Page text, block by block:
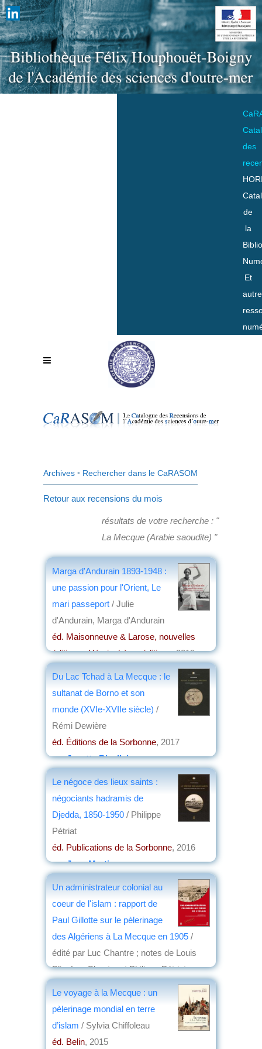
des
de
la
Et
Archives • Rechercher dans le CaRASOM
Retour aux recensions du mois
résultats de votre recherche : "
La Mecque (Arabie saoudite) "
Marga d'Andurain 1893-1948 :
une passion pour l'Orient, Le
mari passeport / Julie
d'Andurain, Marga d'Andurain
éd. Maisonneuve & Larose, nouvelles
éditions , Hémisphères éditions, 2019
Du Lac Tchad à La Mecque : le
sultanat de Borno et son
monde (XVIe-XVIIe siècle) /
Rémi Dewière
éd. Éditions de la Sorbonne, 2017
parJosette Rivallain
Le négoce des lieux saints :
négociants hadramis de
Djedda, 1850-1950 / Philippe
Pétriat
éd. Publications de la Sorbonne, 2016
parJean Martin
Un administrateur colonial au
coeur de l'islam : rapport de
Paul Gillotte sur le pèlerinage
des Algériens à La Mecque en 1905 /
édité par Luc Chantre ; notes de Louis
Blin, Luc Chantre et Philippe Pétriat
éd. Presses universitaires de Provence,
Le voyage à la Mecque : un
pèlerinage mondial en terre
d’islam / Sylvia Chiffoleau
éd. Belin, 2015